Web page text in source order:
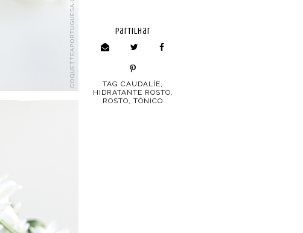
partilhar
TAG CAUDALÍE,
HIDRATANTE ROSTO,
ROSTO, TÓNICO